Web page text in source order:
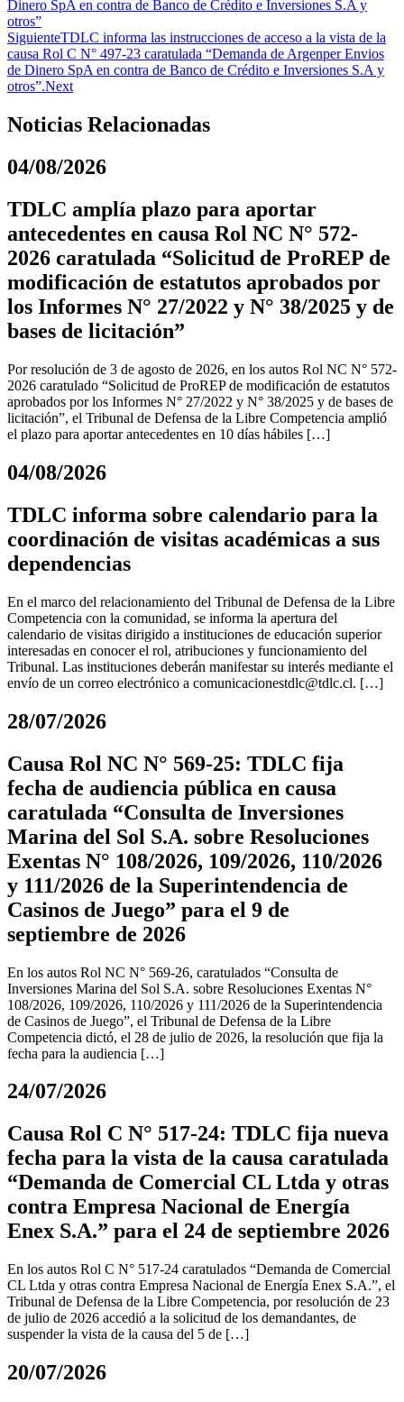
Dinero SpA en contra de Banco de Crédito e Inversiones S.A y
otros”
SiguienteTDLC informa las instrucciones de acceso a la vista de la
causa Rol C N° 497-23 caratulada “Demanda de Argenper Envios
de Dinero SpA en contra de Banco de Crédito e Inversiones S.A y
otros”.Next
Noticias Relacionadas
04/08/2026
TDLC amplía plazo para aportar
antecedentes en causa Rol NC N° 572-
2026 caratulada “Solicitud de ProREP de
modificación de estatutos aprobados por
los Informes N° 27/2022 y N° 38/2025 y de
bases de licitación”
Por resolución de 3 de agosto de 2026, en los autos Rol NC N° 572-
2026 caratulado “Solicitud de ProREP de modificación de estatutos
aprobados por los Informes N° 27/2022 y N° 38/2025 y de bases de
licitación”, el Tribunal de Defensa de la Libre Competencia amplió
el plazo para aportar antecedentes en 10 días hábiles […]
04/08/2026
TDLC informa sobre calendario para la
coordinación de visitas académicas a sus
dependencias
En el marco del relacionamiento del Tribunal de Defensa de la Libre
Competencia con la comunidad, se informa la apertura del
calendario de visitas dirigido a instituciones de educación superior
interesadas en conocer el rol, atribuciones y funcionamiento del
Tribunal. Las instituciones deberán manifestar su interés mediante el
envío de un correo electrónico a comunicacionestdlc@tdlc.cl. […]
28/07/2026
Causa Rol NC N° 569-25: TDLC fija
fecha de audiencia pública en causa
caratulada “Consulta de Inversiones
Marina del Sol S.A. sobre Resoluciones
Exentas N° 108/2026, 109/2026, 110/2026
y 111/2026 de la Superintendencia de
Casinos de Juego” para el 9 de
septiembre de 2026
En los autos Rol NC N° 569-26, caratulados “Consulta de
Inversiones Marina del Sol S.A. sobre Resoluciones Exentas N°
108/2026, 109/2026, 110/2026 y 111/2026 de la Superintendencia
de Casinos de Juego”, el Tribunal de Defensa de la Libre
Competencia dictó, el 28 de julio de 2026, la resolución que fija la
fecha para la audiencia […]
24/07/2026
Causa Rol C N° 517-24: TDLC fija nueva
fecha para la vista de la causa caratulada
“Demanda de Comercial CL Ltda y otras
contra Empresa Nacional de Energía
Enex S.A.” para el 24 de septiembre 2026
En los autos Rol C N° 517-24 caratulados “Demanda de Comercial
CL Ltda y otras contra Empresa Nacional de Energía Enex S.A.”, el
Tribunal de Defensa de la Libre Competencia, por resolución de 23
de julio de 2026 accedió a la solicitud de los demandantes, de
suspender la vista de la causa del 5 de […]
20/07/2026